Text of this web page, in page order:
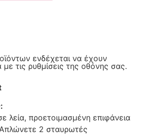
ενδέχεται να έχουν
τις ρυθμίσεις της οθόνης σας.
λεία, προετοιμασμένη επιφάνεια
2 σταυρωτές